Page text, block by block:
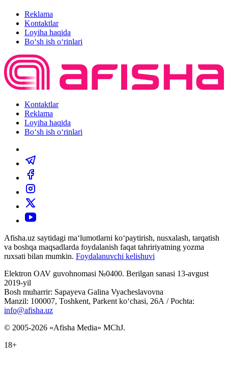
Reklama
Kontaktlar
Loyiha haqida
Bo‘sh ish o‘rinlari
Kontaktlar
Reklama
Loyiha haqida
Bo‘sh ish o‘rinlari
Afisha.uz saytidagi ma‘lumotlarni ko‘paytirish, nusxalash, tarqatish
va boshqa maqsadlarda foydalanish faqat tahririyatning yozma
ruxsati bilan mumkin. Foydalanuvchi kelishuvi
Elektron OAV guvohnomasi №0400. Berilgan sanasi 13-avgust
2019-yil
Bosh muharrir: Sapayeva Galina Vyacheslavovna
Manzil: 100007, Toshkent, Parkent ko‘chasi, 26А / Pochta:
info@afisha.uz
© 2005-2026 «Afisha Media» MChJ.
18+